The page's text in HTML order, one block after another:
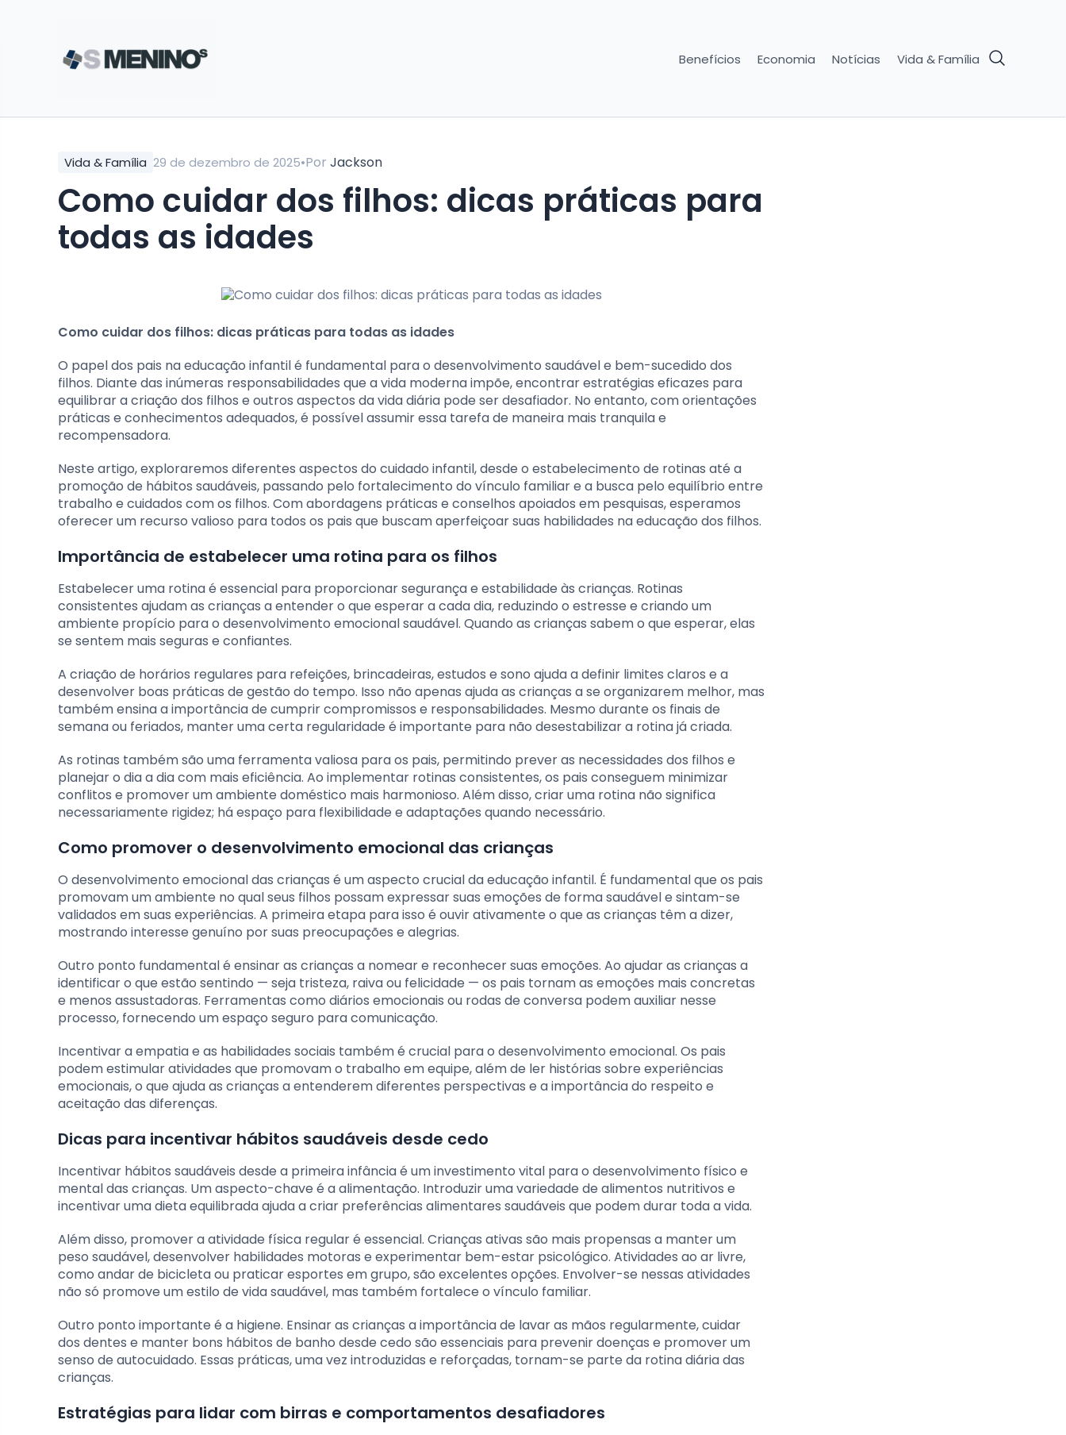
Benefícios Economia Notícias Vida & Família
Vida & Família 29 de dezembro de 2025•Por Jackson
Como cuidar dos filhos: dicas práticas para
todas as idades
Como cuidar dos filhos: dicas práticas para todas as idades
O papel dos pais na educação infantil é fundamental para o desenvolvimento saudável e bem-sucedido dos
filhos. Diante das inúmeras responsabilidades que a vida moderna impõe, encontrar estratégias eficazes para
equilibrar a criação dos filhos e outros aspectos da vida diária pode ser desafiador. No entanto, com orientações
práticas e conhecimentos adequados, é possível assumir essa tarefa de maneira mais tranquila e
recompensadora.
Neste artigo, exploraremos diferentes aspectos do cuidado infantil, desde o estabelecimento de rotinas até a
promoção de hábitos saudáveis, passando pelo fortalecimento do vínculo familiar e a busca pelo equilíbrio entre
trabalho e cuidados com os filhos. Com abordagens práticas e conselhos apoiados em pesquisas, esperamos
oferecer um recurso valioso para todos os pais que buscam aperfeiçoar suas habilidades na educação dos filhos.
Importância de estabelecer uma rotina para os filhos
Estabelecer uma rotina é essencial para proporcionar segurança e estabilidade às crianças. Rotinas
consistentes ajudam as crianças a entender o que esperar a cada dia, reduzindo o estresse e criando um
ambiente propício para o desenvolvimento emocional saudável. Quando as crianças sabem o que esperar, elas
se sentem mais seguras e confiantes.
A criação de horários regulares para refeições, brincadeiras, estudos e sono ajuda a definir limites claros e a
desenvolver boas práticas de gestão do tempo. Isso não apenas ajuda as crianças a se organizarem melhor, mas
também ensina a importância de cumprir compromissos e responsabilidades. Mesmo durante os finais de
semana ou feriados, manter uma certa regularidade é importante para não desestabilizar a rotina já criada.
As rotinas também são uma ferramenta valiosa para os pais, permitindo prever as necessidades dos filhos e
planejar o dia a dia com mais eficiência. Ao implementar rotinas consistentes, os pais conseguem minimizar
conflitos e promover um ambiente doméstico mais harmonioso. Além disso, criar uma rotina não significa
necessariamente rigidez; há espaço para flexibilidade e adaptações quando necessário.
Como promover o desenvolvimento emocional das crianças
O desenvolvimento emocional das crianças é um aspecto crucial da educação infantil. É fundamental que os pais
promovam um ambiente no qual seus filhos possam expressar suas emoções de forma saudável e sintam-se
validados em suas experiências. A primeira etapa para isso é ouvir ativamente o que as crianças têm a dizer,
mostrando interesse genuíno por suas preocupações e alegrias.
Outro ponto fundamental é ensinar as crianças a nomear e reconhecer suas emoções. Ao ajudar as crianças a
identificar o que estão sentindo — seja tristeza, raiva ou felicidade — os pais tornam as emoções mais concretas
e menos assustadoras. Ferramentas como diários emocionais ou rodas de conversa podem auxiliar nesse
processo, fornecendo um espaço seguro para comunicação.
Incentivar a empatia e as habilidades sociais também é crucial para o desenvolvimento emocional. Os pais
podem estimular atividades que promovam o trabalho em equipe, além de ler histórias sobre experiências
emocionais, o que ajuda as crianças a entenderem diferentes perspectivas e a importância do respeito e
aceitação das diferenças.
Dicas para incentivar hábitos saudáveis desde cedo
Incentivar hábitos saudáveis desde a primeira infância é um investimento vital para o desenvolvimento físico e
mental das crianças. Um aspecto-chave é a alimentação. Introduzir uma variedade de alimentos nutritivos e
incentivar uma dieta equilibrada ajuda a criar preferências alimentares saudáveis que podem durar toda a vida.
Além disso, promover a atividade física regular é essencial. Crianças ativas são mais propensas a manter um
peso saudável, desenvolver habilidades motoras e experimentar bem-estar psicológico. Atividades ao ar livre,
como andar de bicicleta ou praticar esportes em grupo, são excelentes opções. Envolver-se nessas atividades
não só promove um estilo de vida saudável, mas também fortalece o vínculo familiar.
Outro ponto importante é a higiene. Ensinar as crianças a importância de lavar as mãos regularmente, cuidar
dos dentes e manter bons hábitos de banho desde cedo são essenciais para prevenir doenças e promover um
senso de autocuidado. Essas práticas, uma vez introduzidas e reforçadas, tornam-se parte da rotina diária das
crianças.
Estratégias para lidar com birras e comportamentos desafiadores